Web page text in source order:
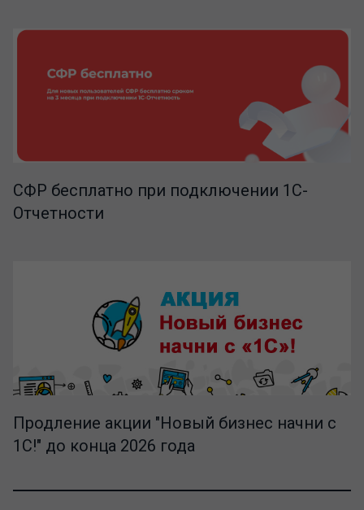
СФР бесплатно при подключении 1С-
Отчетности
Продление акции "Новый бизнес начни с
1С!" до конца 2026 года